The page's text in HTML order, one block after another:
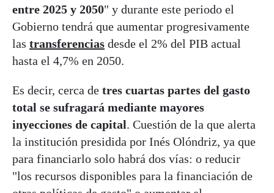
entre 2025 y 2050" y durante este periodo el
Gobierno tendrá que aumentar progresivamente
las transferencias desde el 2% del PIB actual
hasta el 4,7% en 2050.
Es decir, cerca de tres cuartas partes del gasto
total se sufragará mediante mayores
inyecciones de capital. Cuestión de la que alerta
la institución presidida por Inés Olóndriz, ya que
para financiarlo solo habrá dos vías: o reducir
"los recursos disponibles para la financiación de